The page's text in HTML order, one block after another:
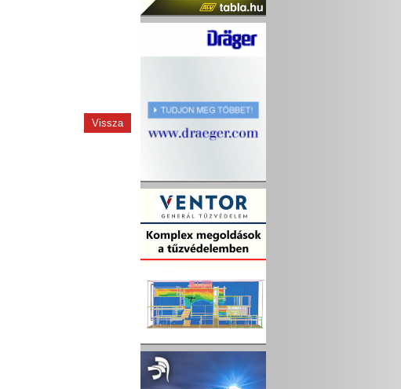
Vissza